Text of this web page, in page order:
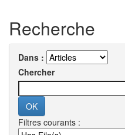
Recherche
Dans :
Chercher
Filtres courants :